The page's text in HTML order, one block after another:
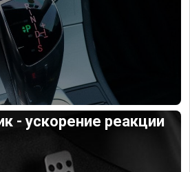
- ускорение реакции